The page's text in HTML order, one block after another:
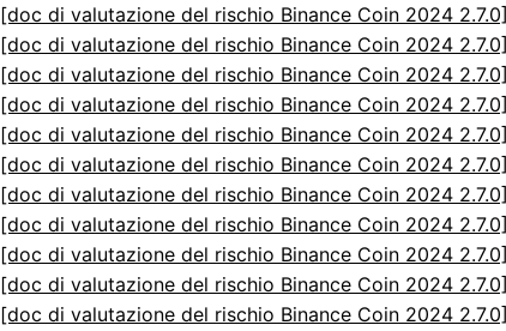
[doc di valutazione del rischio Binance Coin 2024 2.7.0]
[doc di valutazione del rischio Binance Coin 2024 2.7.0]
[doc di valutazione del rischio Binance Coin 2024 2.7.0]
[doc di valutazione del rischio Binance Coin 2024 2.7.0]
[doc di valutazione del rischio Binance Coin 2024 2.7.0]
[doc di valutazione del rischio Binance Coin 2024 2.7.0]
[doc di valutazione del rischio Binance Coin 2024 2.7.0]
[doc di valutazione del rischio Binance Coin 2024 2.7.0]
[doc di valutazione del rischio Binance Coin 2024 2.7.0]
[doc di valutazione del rischio Binance Coin 2024 2.7.0]
[doc di valutazione del rischio Binance Coin 2024 2.7.0]